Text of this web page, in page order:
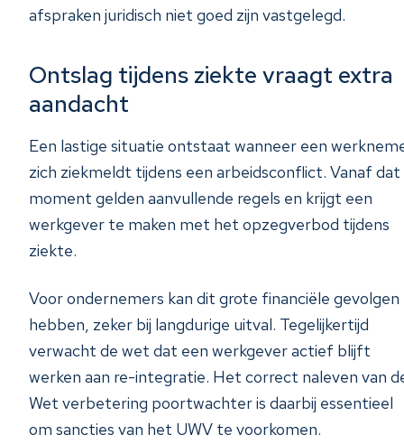
afspraken juridisch niet goed zijn vastgelegd.
Ontslag tijdens ziekte vraagt extra
aandacht
Een lastige situatie ontstaat wanneer een
zich ziekmeldt tijdens een arbeidsconflict. Vanaf dat
moment gelden aanvullende regels en krijgt een
werkgever te maken met het opzegverbod tijdens
ziekte.
Voor ondernemers kan dit grote financiële gevolgen
hebben, zeker bij langdurige uitval. Tegelijkertijd
verwacht de wet dat een werkgever actief blijft
werken aan re-integratie. Het correct naleven van
Wet verbetering poortwachter is daarbij essentieel
om sancties van het UWV te voorkomen.